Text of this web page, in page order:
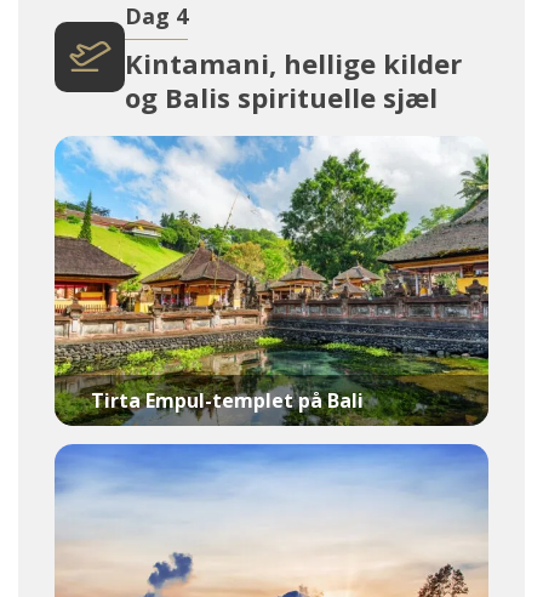
Dag 4
Kintamani, hellige kilder
og Balis spirituelle sjæl
Tirta Empul-templet på Bali